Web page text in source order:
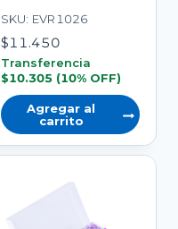
SKU: EVR1026
$11.450
Transferencia
$10.305 (10% OFF)
Agregar al
carrito